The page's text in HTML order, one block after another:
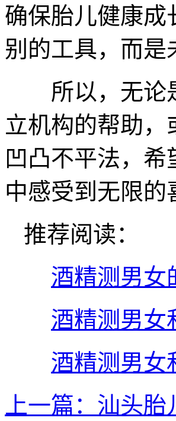
确保胎儿健康成
别的工具，而是
所以，无论是
立机构的帮助
凹凸不平法，
中感受到无限的
推荐阅读：
酒精测男女
酒精测男女
酒精测男女
上一篇：汕头